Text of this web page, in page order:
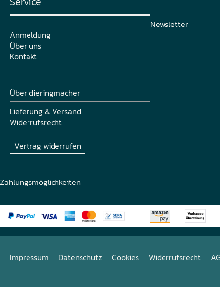
Newsletter
Anmeldung
Über uns
Kontakt
Über dieringmacher
Lieferung & Versand
Widerrufsrecht
Vertrag widerrufen
Zahlungsmöglichkeiten
Impressum Datenschutz Cookies Widerrufsrecht